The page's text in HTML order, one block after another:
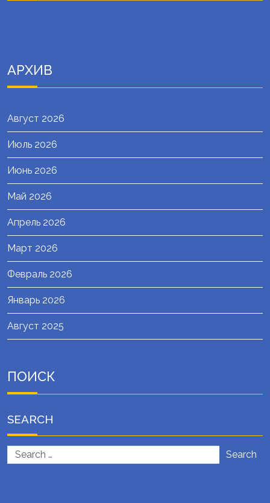
АРХИВ
Август 2026
Июль 2026
Июнь 2026
Май 2026
Апрель 2026
Март 2026
Февраль 2026
Январь 2026
Август 2025
ПОИСК
SEARCH
Search